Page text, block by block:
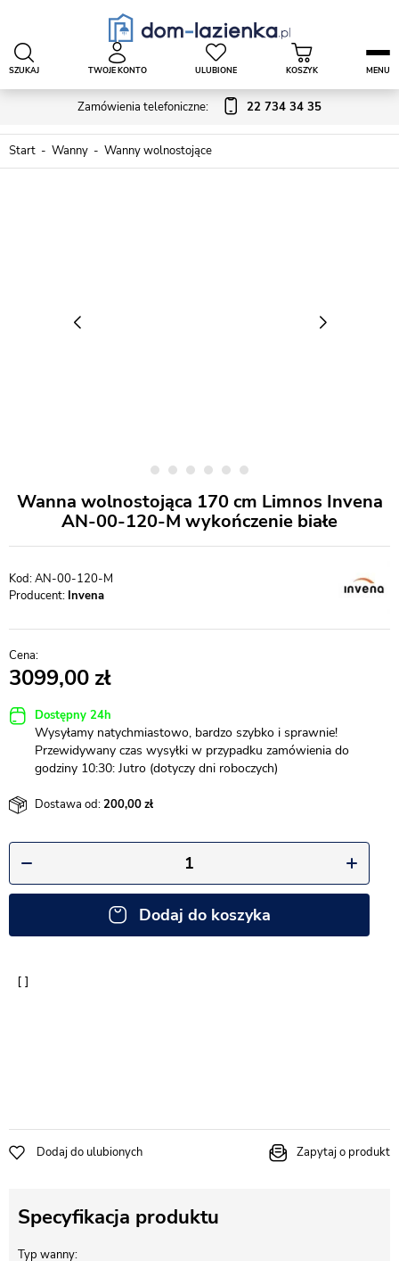
Zamówienia telefoniczne: 22 734 34 35
SZUKAJ TWOJE KONTO ULUBIONE KOSZYK MENU
Start Wanny Wanny wolnostojące
Wanna wolnostojąca 170 cm Limnos Invena
AN-00-120-M wykończenie białe
AN-00-120-M
Producent: Invena
3099,00
Dostępny 24h
Wysyłamy natychmiastowo, bardzo szybko i sprawnie!
Przewidywany czas wysyłki w przypadku zamówienia do
godziny 10:30: Jutro (dotyczy dni roboczych)
Dostawa od:200,00
Dodaj do koszyka
Dodaj do ulubionych Zapytaj o produkt
Specyfikacja produktu
Typ wanny